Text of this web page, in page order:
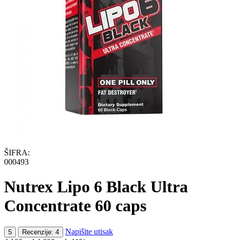
ŠIFRA:
000493
Nutrex Lipo 6 Black Ultra
Concentrate 60 caps
5 Recenzije: 4
Napišite utisak